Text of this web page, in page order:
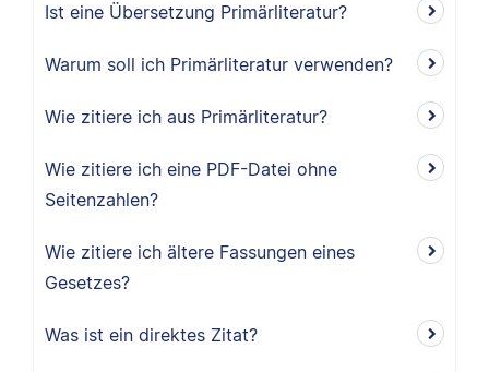
Ist eine Übersetzung Primärliteratur?
Warum soll ich Primärliteratur verwenden?
Wie zitiere ich aus Primärliteratur?
Wie zitiere ich eine PDF-Datei ohne
Seitenzahlen?
Wie zitiere ich ältere Fassungen eines
Gesetzes?
Was ist ein direktes Zitat?